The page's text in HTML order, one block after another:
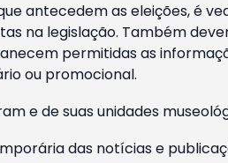
antecedem as eleições, é
na legislação. Também
permitidas as
ou promocional.
e de suas unidades
das notícias e